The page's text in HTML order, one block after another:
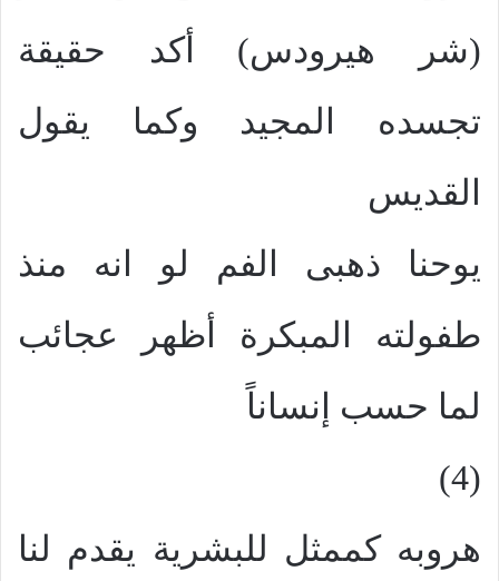
(شر هيرودس) أكد حقيقة
تجسده المجيد وكما يقول
القديس
يوحنا ذهبى الفم لو انه منذ
طفولته المبكرة أظهر عجائب
لما حسب إنساناً
(4)
هروبه كممثل للبشرية يقدم لنا